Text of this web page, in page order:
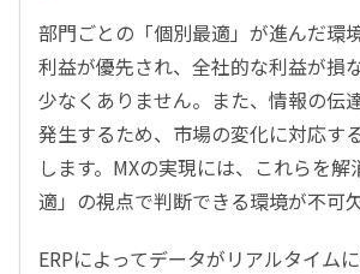
部門ごとの「個別最適」が進んだ環
利益が優先され、全社的な利益が損
少なくありません。また、情報の伝
発生するため、市場の変化に対応す
します。MXの実現には、これらを解
適」の視点で判断できる環境が不可欠
ERPによってデータがリアルタイムに